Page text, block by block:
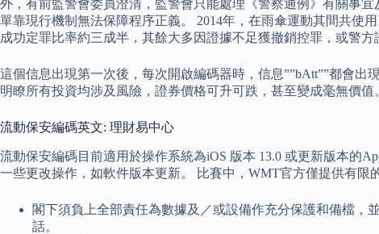
外，有前監警會委員澄清，監警會只能處理《警察通例》有關事
單靠現行機制無法保障程序正義。 2014年，在雨傘運動其間共使
成功定罪比率約三成半，其餘大多因證據不足獲撤銷控罪，或警方
這個信息出現第一次後，每次開啟編碼器時，信息””bAtt””都會
明瞭所有投資均涉及風險，證券價格可升可跌，甚至變成毫無價值
流動保安編碼英文: 理財易中心
流動保安編碼目前適用於操作系統為iOS 版本 13.0 或更新版本的
一些更改操作，如軟件版本更新。 比賽中，WMT官方僅提供有限
閣下須負上全部責任為數據及／或設備作充分保護和備檔，
話。